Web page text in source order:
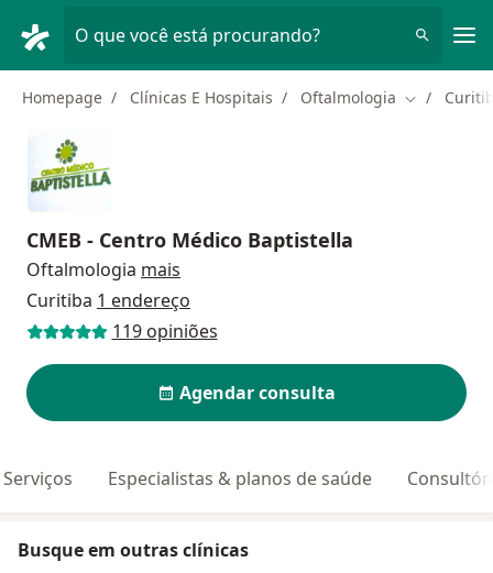
O que você está procurando?
Homepage Clínicas E Hospitais Oftalmologia Mudar de
CMEB - Centro Médico Baptistella
Oftalmologia mais
Curitiba 1 endereço
119 opiniões
Agendar consulta
Serviços Especialistas & planos de saúde
Busque em outras clínicas